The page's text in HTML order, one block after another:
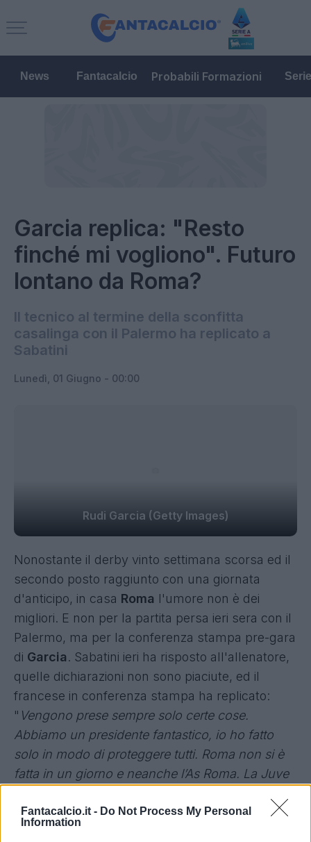
Fantacalcio.it - Do Not Process My Personal
Information
News Fantacalcio Probabili Formazioni
Garcia replica: "Resto
finché mi vogliono". Futuro
lontano da Roma?
Il tecnico al termine della sconfitta
casalinga con il Palermo ha replicato a
Sabatini
Lunedì, 01 Giugno - 00:00
Rudi Garcia (Getty Images)
Nonostante il derby vinto settimana scorsa ed il
secondo posto raggiunto con una giornata
d'anticipo, in casa Roma l'umore non è dei
migliori. E non per la partita persa ieri sera con il
Palermo, ma per la conferenza stampa pre-gara
di Garcia. Sabatini ieri ha risposto all'allenatore,
quelle dichiarazioni non sono piaciute, ed il
francese in conferenza stampa ha replicato:
" Vengono prese sempre solo certe cose.
Abbiamo un presidente fantastico, io ho fatto
solo in modo di proteggere tutti. Roma non si è
fatta in un giorno e neanche l’As Roma. La Juve
c’era una verità specifica. Bisognava lottare